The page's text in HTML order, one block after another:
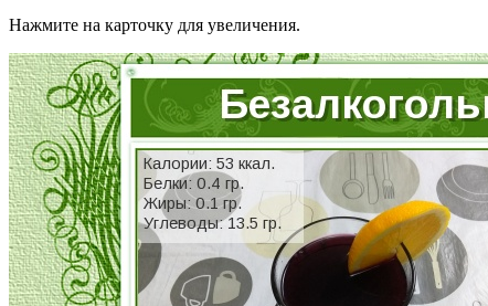
Нажмите на карточку для увеличения.